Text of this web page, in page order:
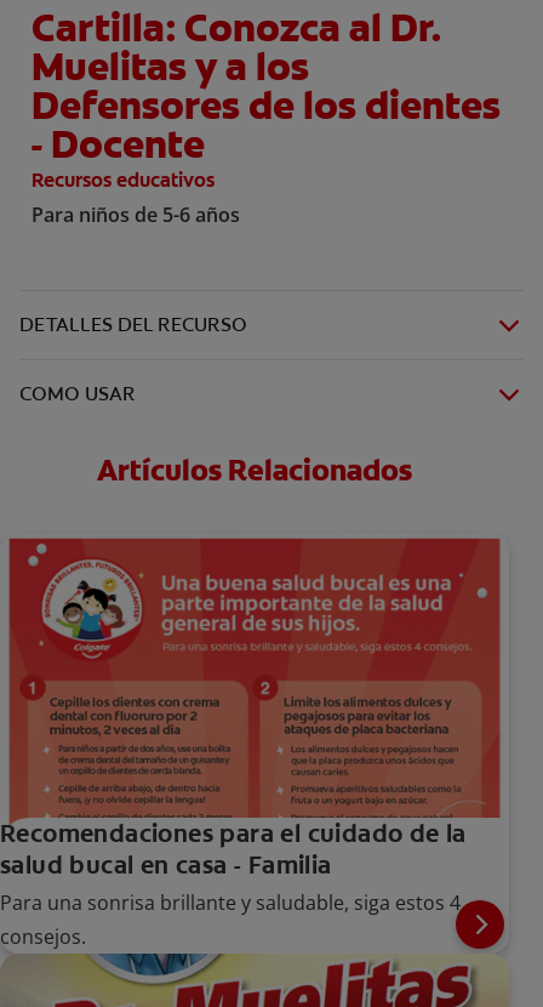
Cartilla: Conozca al Dr.
Muelitas y a los
Defensores de los dientes
- Docente
Recursos educativos
Para niños de 5-6 años
DETALLES DEL RECURSO
COMO USAR
Artículos Relacionados
Recomendaciones para el cuidado de la
salud bucal en casa - Familia
Para una sonrisa brillante y saludable, siga estos 4
consejos.